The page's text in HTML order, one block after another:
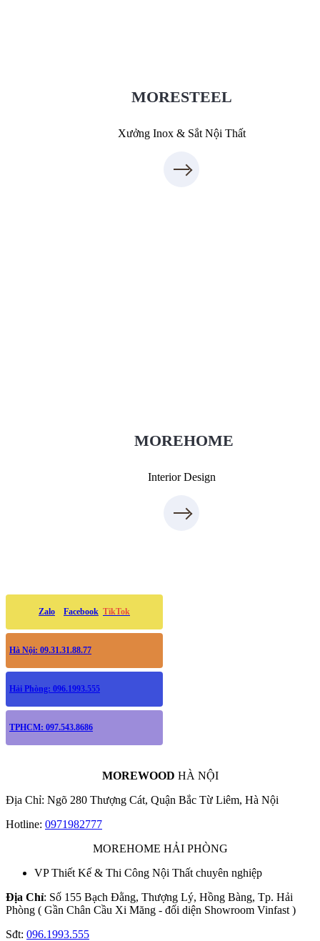
MORESTEEL
Xưởng Inox & Sắt Nội Thất
MOREHOME
Interior Design
Zalo Facebook TikTok
Hà Nội: 09.31.31.88.77
Hải Phòng: 096.1993.555
TPHCM: 097.543.8686
MOREWOOD HÀ NỘI
Địa Chỉ: Ngõ 280 Thượng Cát, Quận Bắc Từ Liêm, Hà Nội
Hotline: 0971982777
MOREHOME HẢI PHÒNG
VP Thiết Kế & Thi Công Nội Thất chuyên nghiệp
Địa Chỉ: Số 155 Bạch Đằng, Thượng Lý, Hồng Bàng, Tp. Hải
Phòng ( Gần Chân Cầu Xi Măng - đối diện Showroom Vinfast )
Sđt: 096.1993.555